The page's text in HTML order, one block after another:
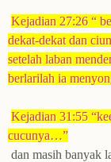
Kejadian 27:26 “
dekat-dekat dan
setelah laban
berlarilah ia
Kejadian 31:55
cucunya…”
dan masih banyak